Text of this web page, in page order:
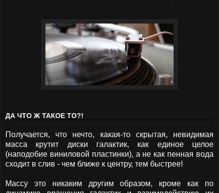
ДА ЧТО Ж ТАКОЕ ТО?!
Получается, что нечто, какая-то скрытая, невидимая
масса крутит диски галактик, как единое целое
(наподобие виниловой пластинки), а не как пенная вода
сходит в слив - чем ближе к центру, тем быстрее!
Массу это никаким другим образом, кроме как по